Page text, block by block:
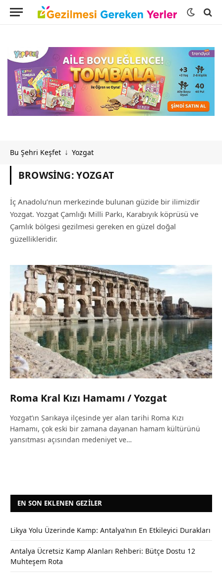
Bu Şehri Keşfet ↓ Yozgat
BROWSING:YOZGAT
İç Anadolu’nun merkezinde bulunan güzide bir ilimizdir
Yozgat. Yozgat Çamlığı Milli Parkı, Karabıyık köprüsü ve
Çamlık bölgesi gezilmesi gereken en güzel doğal
güzellikleridir.
Roma Kral Kızı Hamamı / Yozgat
Yozgat’ın Sarıkaya ilçesinde yer alan tarihi Roma Kızı
Hamamı, çok eski bir zamana dayanan hamam kültürünü
yansıtması açısından medeniyet ve…
EN SON EKLENEN GEZILER
Likya Yolu Üzerinde Kamp: Antalya’nın En Etkileyici Durakları
Antalya Ücretsiz Kamp Alanları Rehberi: Bütçe Dostu 12
Muhteşem Rota